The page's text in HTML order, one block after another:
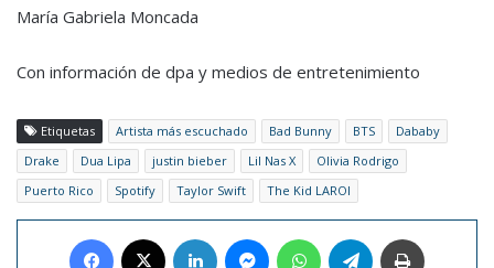
María Gabriela Moncada
Con información de dpa y medios de entretenimiento
Etiquetas Artista más escuchado Bad Bunny BTS
Dababy
Drake
Dua Lipa justin bieber Lil Nas X
Olivia Rodrigo
Puerto Rico
Spotify Taylor Swift The Kid LAROI
Facebook LinkedIn MessengerWhatsAppTelegram